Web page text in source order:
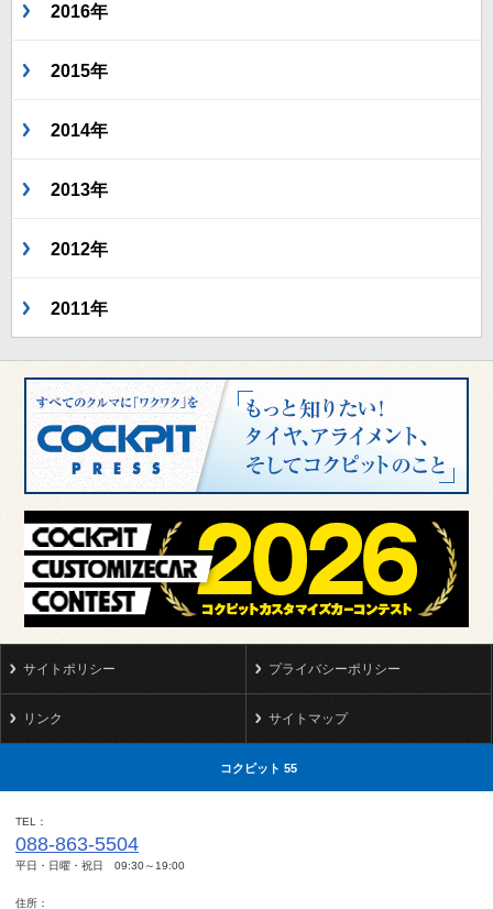
2016年
2015年
2014年
2013年
2012年
2011年
サイトポリシー プライバシーポリシー
リンク サイトマップ
コクピット 55
TEL
088-863-5504
平日・日曜・祝日 09:30～19:00
住所